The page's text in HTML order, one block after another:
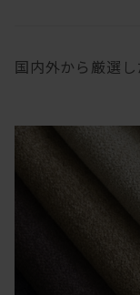
国内外から厳選